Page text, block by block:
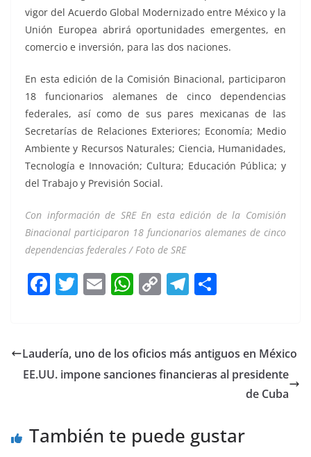
vigor del Acuerdo Global Modernizado entre México y la
Unión Europea abrirá oportunidades emergentes, en
comercio e inversión, para las dos naciones.
En esta edición de la Comisión Binacional, participaron
18 funcionarios alemanes de cinco dependencias
federales, así como de sus pares mexicanas de las
Secretarías de Relaciones Exteriores; Economía; Medio
Ambiente y Recursos Naturales; Ciencia, Humanidades,
Tecnología e Innovación; Cultura; Educación Pública; y
del Trabajo y Previsión Social.
Con información de SRE En esta edición de la Comisión
Binacional participaron 18 funcionarios alemanes de cinco
dependencias federales / Foto de SRE
F
e
b
k
T
er
E
l
W
s
A
C
y
Li
T
gr
a
e
Laudería, uno de los oficios más antiguos en México
EE.UU. impone sanciones financieras al presidente
de Cuba
También te puede gustar